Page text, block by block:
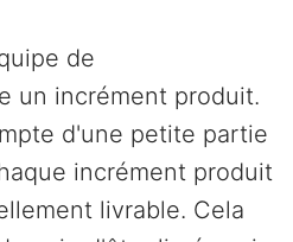
de
un incrément produit.
d'une petite partie
incrément produit
livrable. Cela